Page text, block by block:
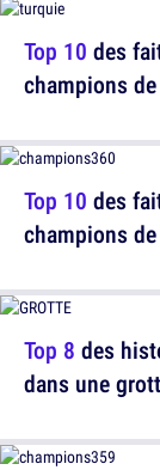
Top 10 des
champions
Top 10 des
champions
Top 8 des
dans une